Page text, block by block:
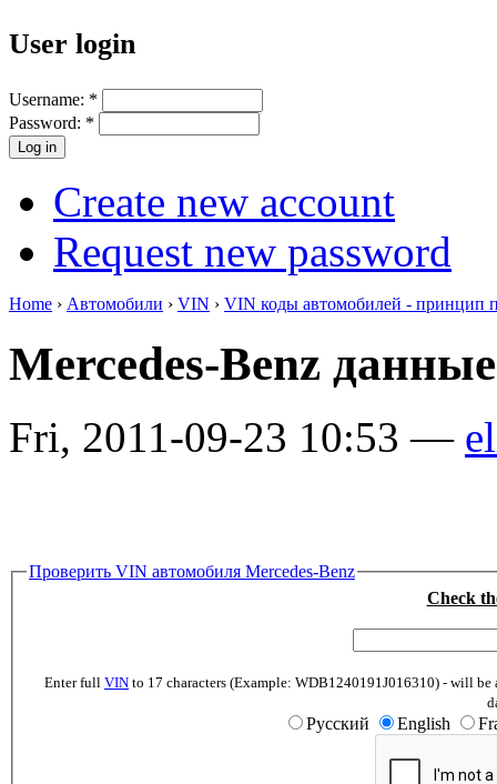
User login
Username: *
Password: *
Create new account
Request new password
Home › Автомобили › VIN › VIN коды автомобилей - принцип
Mercedes-Benz
Fri, 2011-09-23 10:53 —
Проверить VIN автомобиля Mercedes-Benz
Check
Enter full VIN to 17 characters (Example: WDB1240191J016310) - will
Русский English